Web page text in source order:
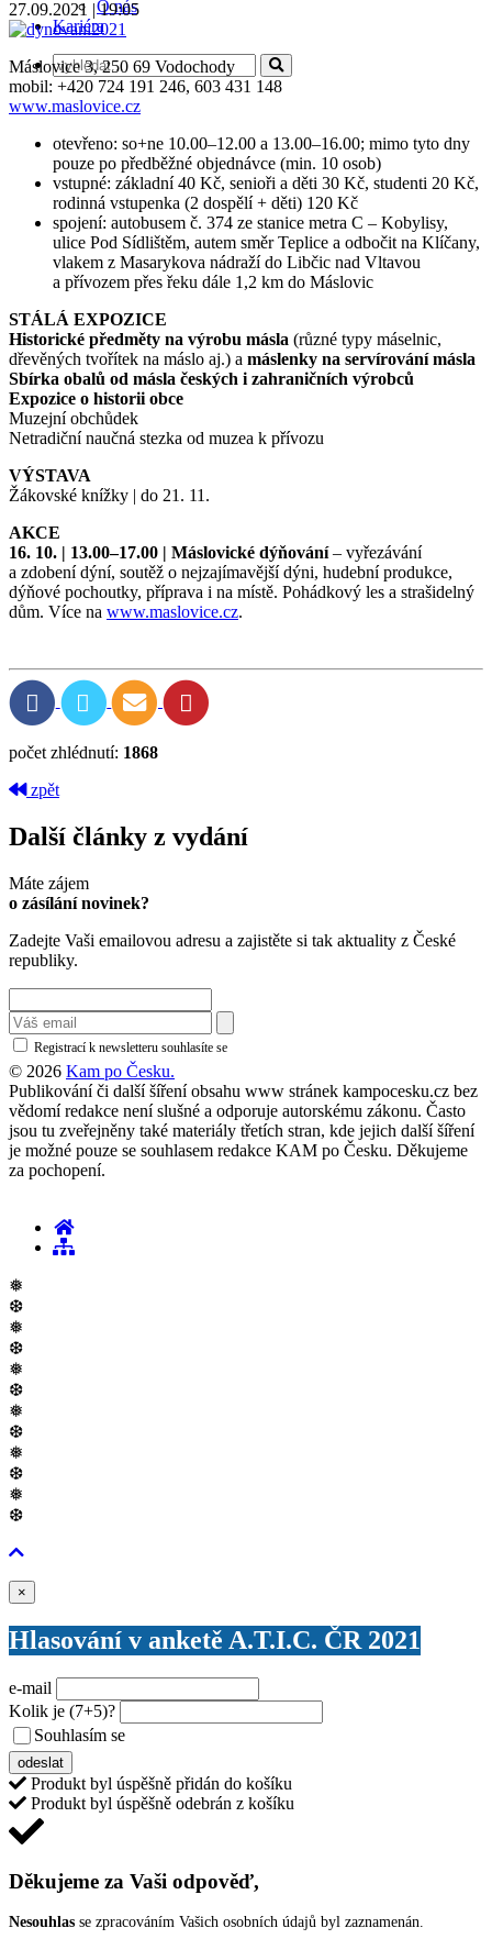
O nás
Kariéra
27.09.2021 | 19:05
Máslovice 3, 250 69 Vodochody
mobil: +420 724 191 246, 603 431 148
www.maslovice.cz
otevřeno: so+ne 10.00–12.00 a 13.00–16.00; mimo tyto dny
pouze po předběžné objednávce (min. 10 osob)
vstupné: základní 40 Kč, senioři a děti 30 Kč, studenti 20 Kč,
rodinná vstupenka (2 dospělí + děti) 120 Kč
spojení: autobusem č. 374 ze stanice metra C – Kobylisy,
ulice Pod Sídlištěm, autem směr Teplice a odbočit na Klíčany,
vlakem z Masarykova nádraží do Libčic nad Vltavou
a přívozem přes řeku dále 1,2 km do Máslovic
STÁLÁ EXPOZICE
Historické předměty na výrobu másla (různé typy máselnic,
dřevěných tvořítek na máslo aj.) a máslenky na servírování másla
Sbírka obalů od másla českých i zahraničních výrobců
Expozice o historii obce
Muzejní obchůdek
Netradiční naučná stezka od muzea k přívozu
VÝSTAVA
Žákovské knížky | do 21. 11.
AKCE
16. 10. | 13.00–17.00 | Máslovické dýňování– vyřezávání
a zdobení dýní, soutěž o nejzajímavější dýni, hudební produkce,
dýňové pochoutky, příprava i na místě. Pohádkový les a strašidelný
dům. Více na www.maslovice.cz.
počet zhlédnutí: 1868
zpět
Další články z vydání
Máte zájem
o zásílání novinek?
Zadejte Vaši emailovou adresu a zajistěte si tak aktuality z České
republiky.
Registrací k newsletteru souhlasíte se
© 2026 Kam po Česku.
Publikování či další šíření obsahu www stránek kampocesku.cz bez
vědomí redakce není slušné a odporuje autorskému zákonu. Často
jsou tu zveřejněny také materiály třetích stran, kde jejich další šíření
je možné pouze se souhlasem redakce KAM po Česku. Děkujeme
za pochopení.
❅
❆
❅
❆
❅
❆
❅
❆
❅
❆
❅
❆
×
Hlasování v anketě A.T.I.C. ČR 2021
e-mail
Kolik je (7+5)?
Souhlasím se
odeslat
Produkt byl úspěšně přidán do košíku
Produkt byl úspěšně odebrán z košíku
Děkujeme za Vaši odpověď,
Nesouhlas se zpracováním Vašich osobních údajů byl zaznamenán.